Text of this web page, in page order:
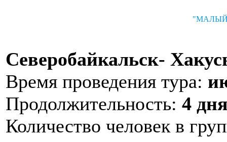
"МАЛЫЙ
Северобайкальск-
Время проведения тура:
Продолжительность: 4
Количество человек в